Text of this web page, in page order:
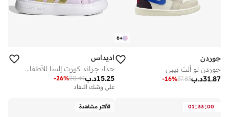
+
6
جوردن
جوردن لو ألت بيبي
د.ب31.87
37.83
-16%
اديداس
حذاء جراند كورت إلسا للأطفال الرضع
د.ب15.25
20.49
-26%
على وشك النفاد
01:33:00 الأكثر مشاهدة